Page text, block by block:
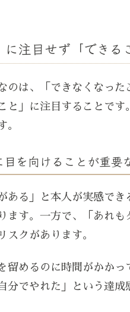
に注目せず「でき
のは、「できなくなっ
と」に注目することで
。
を向けることが重要
ある」と本人が実感で
ます。一方で、「あれ
スクがあります。
留めるのに時間がかか
分でやれた」という達成